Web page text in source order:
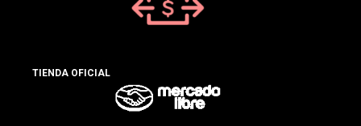
TIENDA OFICIAL